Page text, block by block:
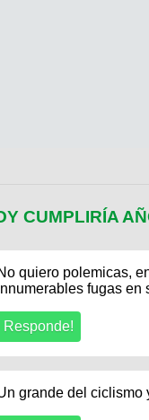
CUMPLIRÍA
quiero polemicas,
fugas en
grande del ciclismo